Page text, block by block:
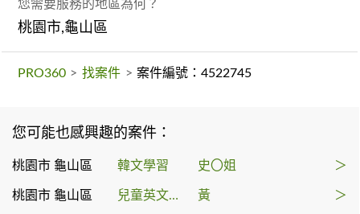
您需要服務的地區為何？
桃園市,龜山區
PRO360 > 找案件 > 案件編號：4522745
您可能也感興趣的案件：
桃園市 龜山區 韓文學習 史〇姐 ＞
桃園市 龜山區 兒童英文教學 黃 ＞